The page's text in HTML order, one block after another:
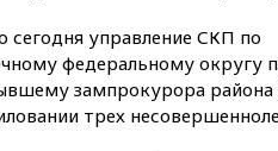
сегодня управление СКП по
федеральному округу
зампрокурора района
трех